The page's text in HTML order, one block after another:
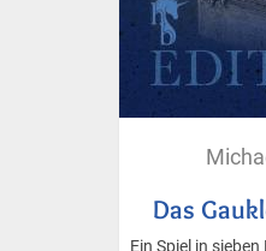
Das
Ein Spiel in